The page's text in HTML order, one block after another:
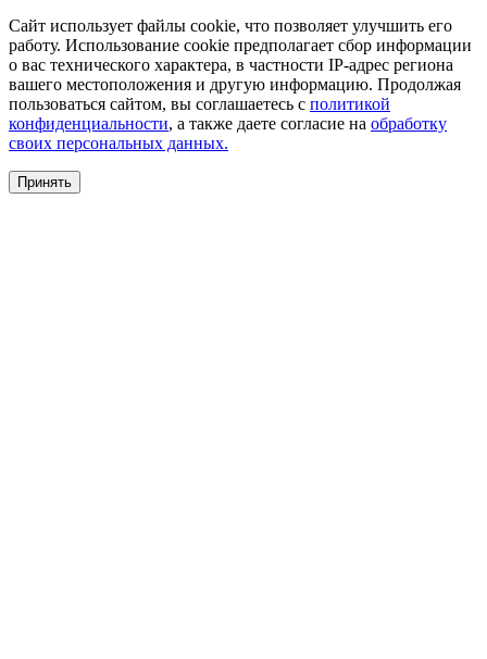
Сайт использует файлы cookie, что позволяет улучшить его
работу. Использование cookie предполагает сбор информации
о вас технического характера, в частности IP-адрес региона
вашего местоположения и другую информацию. Продолжая
пользоваться сайтом, вы соглашаетесь с политикой
конфиденциальности, а также даете согласие на обработку
своих персональных данных.
Принять